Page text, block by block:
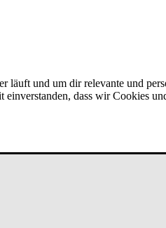
läuft und um dir relevante und
dass wir Cookies
m/d)